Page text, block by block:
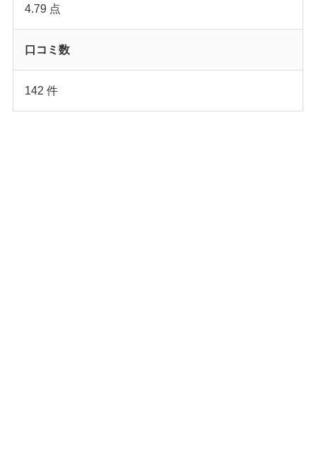
4.79 点
口コミ数
142 件